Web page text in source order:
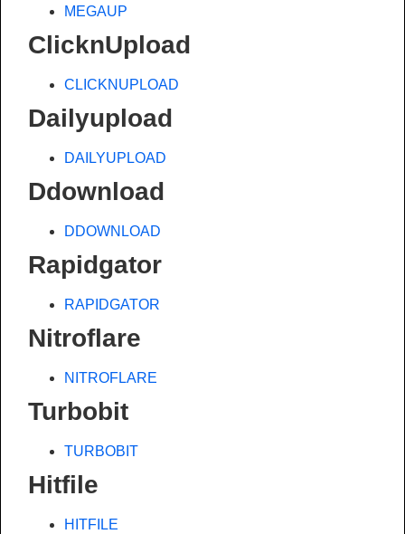
MEGAUP
ClicknUpload
CLICKNUPLOAD
Dailyupload
DAILYUPLOAD
Ddownload
DDOWNLOAD
Rapidgator
RAPIDGATOR
Nitroflare
NITROFLARE
Turbobit
TURBOBIT
Hitfile
HITFILE